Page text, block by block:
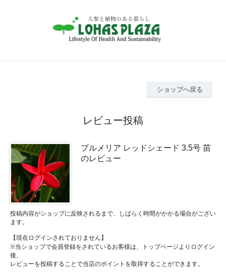
ショップへ戻る
レビュー投稿
プルメリア レッドシェード 3.5号 苗
のレビュー
投稿内容がショップに反映されるまで、しばらく時間がかかる場合がござい
ます。
【現在ログインされておりません】
※当ショップで会員登録をされているお客様は、トップページよりログイン
後、
レビューを投稿することで当店のポイントを取得することができます。